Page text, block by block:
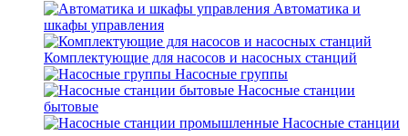
Автоматика и
шкафы управления
Комплектующие для насосов и насосных станций
Насосные группы
Насосные станции
бытовые
Насосные станции